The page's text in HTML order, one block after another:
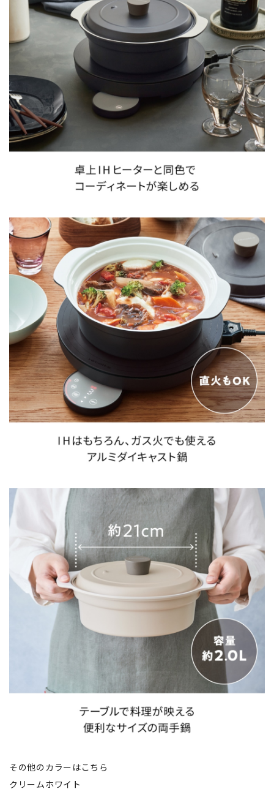
その他のカラーはこちら
クリームホワイト